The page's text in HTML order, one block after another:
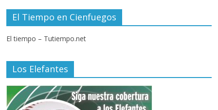
El Tiempo en Cienfuegos
El tiempo – Tutiempo.net
Los Elefantes